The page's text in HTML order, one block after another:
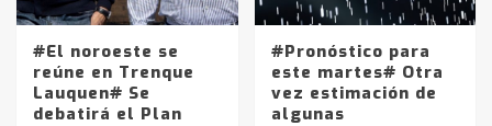
#El noroeste se
reúne en Trenque
Lauquen# Se
debatirá el Plan
#Pronóstico para
este martes# Otra
vez estimación de
algunas
Los precios de los combustibles en
La Pampa, desde YPF hasta Axion
entre 857 a 1338 pesos